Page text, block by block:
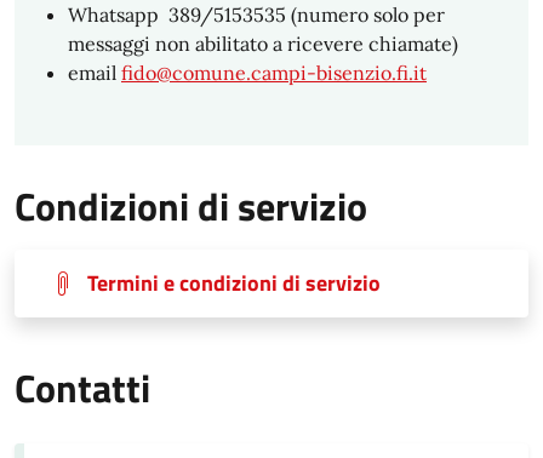
Whatsapp 389/5153535 (numero solo per
messaggi non abilitato a ricevere chiamate)
email fido@comune.campi-bisenzio.fi.it
Condizioni di servizio
Termini e condizioni di servizio
Contatti